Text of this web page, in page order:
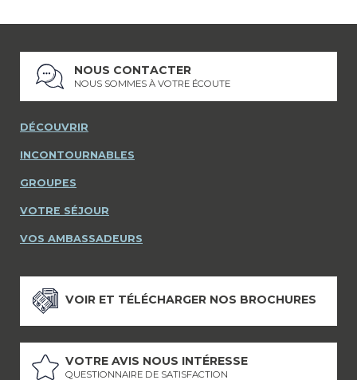
NOUS CONTACTER
NOUS SOMMES À VOTRE ÉCOUTE
DÉCOUVRIR
INCONTOURNABLES
GROUPES
VOTRE SÉJOUR
VOS AMBASSADEURS
VOIR ET TÉLÉCHARGER NOS BROCHURES
VOTRE AVIS NOUS INTÉRESSE
QUESTIONNAIRE DE SATISFACTION